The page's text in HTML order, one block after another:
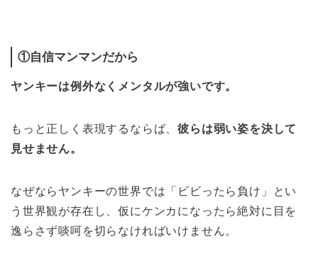
①自信マンマンだから
ヤンキーは例外なくメンタルが強いです。
もっと正しく表現するならば、彼らは弱い姿を決して
見せません。
なぜならヤンキーの世界では「ビビったら負け」とい
う世界観が存在し、仮にケンカになったら絶対に目を
逸らさず啖呵を切らなければいけません。